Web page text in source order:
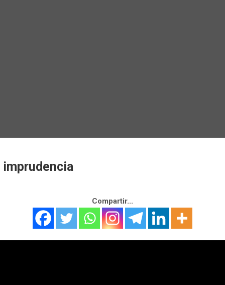
Compartir...